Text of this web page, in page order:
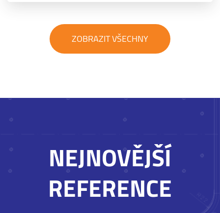
ZOBRAZIT VŠECHNY
NEJNOVĚJŠÍ
REFERENCE